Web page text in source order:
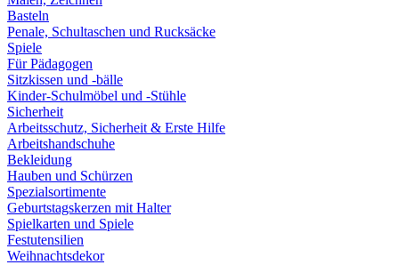
Basteln
Penale, Schultaschen und Rucksäcke
Spiele
Für Pädagogen
Sitzkissen und -bälle
Kinder-Schulmöbel und -Stühle
Sicherheit
Arbeitsschutz, Sicherheit & Erste Hilfe
Arbeitshandschuhe
Bekleidung
Hauben und Schürzen
Spezialsortimente
Geburtstagskerzen mit Halter
Spielkarten und Spiele
Festutensilien
Weihnachtsdekor